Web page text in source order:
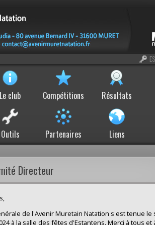
Le club Compétitions Résultats
Outils Partenaires Liens
Directeur
de l'Avenir Muretain Natation s'est tenue le
à la salle des fêtes d'Estantens. Merci à tous et